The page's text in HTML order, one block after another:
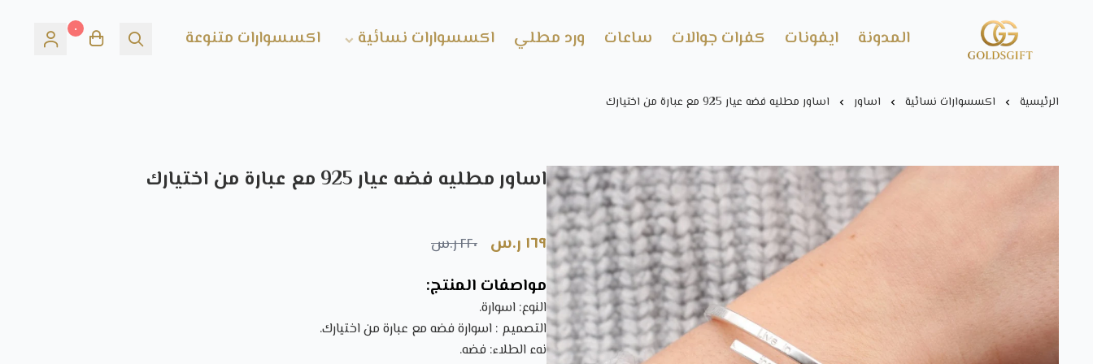
Gold's GIFT المدونة ايفونات كفرات جوالات ساعات ورد مطلي اكسسوارات نسائية اكسسوارات متنوعة ٠
الرئيسية اكسسوارات نسائية اساور اساور مطليه فضه عيار 925 مع عبارة من اختيارك
اساور مطليه فضه عيار 925 مع عبارة من اختيارك
١٦٩ ر.س ٢٢٠ ر.س
مواصفات المنتج:
النوع: اسوارة.
التصميم : اسوارة فضه مع عبارة من اختيارك.
نوع الطلاء: فضه.